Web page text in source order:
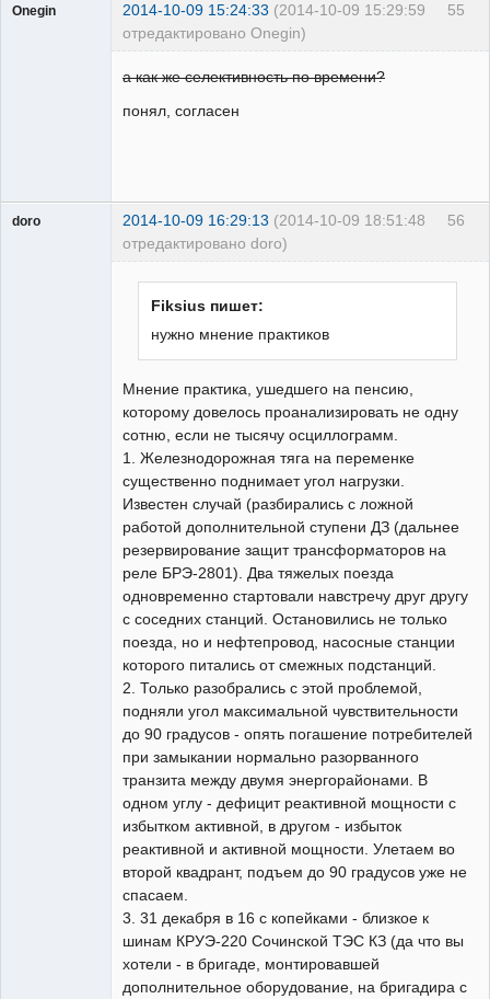
55
Onegin 2014-10-09 15:24:33 (2014-10-09 15:29:59
отредактировано Onegin)
а как же селективность по времени?
понял, согласен
56
doro 2014-10-09 16:29:13 (2014-10-09 18:51:48
отредактировано doro)
Fiksius пишет:
нужно мнение практиков
Мнение практика, ушедшего на пенсию,
которому довелось проанализировать не одну
сотню, если не тысячу осциллограмм.
1. Железнодорожная тяга на переменке
существенно поднимает угол нагрузки.
Известен случай (разбирались с ложной
работой дополнительной ступени ДЗ (дальнее
резервирование защит трансформаторов на
реле БРЭ-2801). Два тяжелых поезда
одновременно стартовали навстречу друг другу
с соседних станций. Остановились не только
поезда, но и нефтепровод, насосные станции
которого питались от смежных подстанций.
2. Только разобрались с этой проблемой,
подняли угол максимальной чувствительности
до 90 градусов - опять погашение потребителей
при замыкании нормально разорванного
транзита между двумя энергорайонами. В
одном углу - дефицит реактивной мощности с
избытком активной, в другом - избыток
реактивной и активной мощности. Улетаем во
второй квадрант, подъем до 90 градусов уже не
спасаем.
3. 31 декабря в 16 с копейками - близкое к
шинам КРУЭ-220 Сочинской ТЭС КЗ (да что вы
хотели - в бригаде, монтировавшей
дополнительное оборудование, на бригадира с